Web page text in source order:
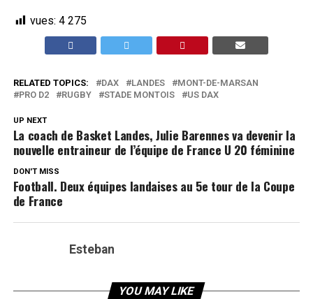
vues: 4 275
RELATED TOPICS: DAX LANDES
MONT-DE-MARSAN
PRO D2
RUGBY STADE MONTOIS US DAX
UP NEXT
La coach de Basket Landes, Julie Barennes va devenir la
nouvelle entraineur de l’équipe de France U 20 féminine
DON'T MISS
Football. Deux équipes landaises au 5e tour de la Coupe
de France
Esteban
YOU MAY LIKE